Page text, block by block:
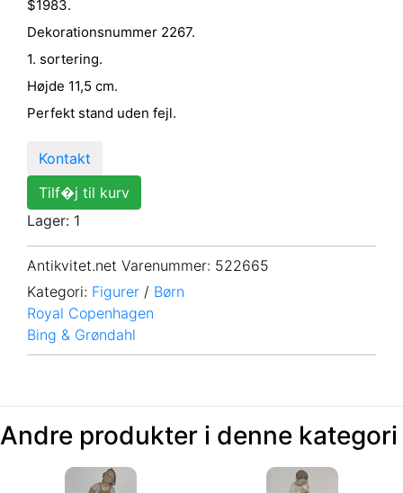
$1983.
Dekorationsnummer 2267.
1. sortering.
Højde 11,5 cm.
Perfekt stand uden fejl.
Kontakt
Tilf�j til kurv
Lager: 1
Antikvitet.net Varenummer: 522665
Kategori: Figurer / Børn
Royal Copenhagen
Bing & Grøndahl
Andre produkter i denne kategori